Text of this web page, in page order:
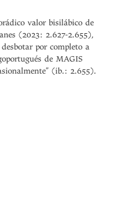
valor bisilábico de
(2023: 2.627-2.655),
por completo a
de MAGIS
(ib.: 2.655).